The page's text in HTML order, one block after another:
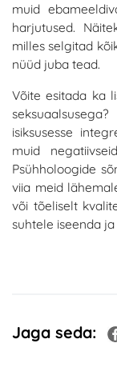
muid
harjutused.
milles selgitad
nüüd juba tead.
Võite esitada ka
isiksusesse
muid
Psühholoogide
viia meid
või tõeliselt
suhtele iseenda
Jaga seda: